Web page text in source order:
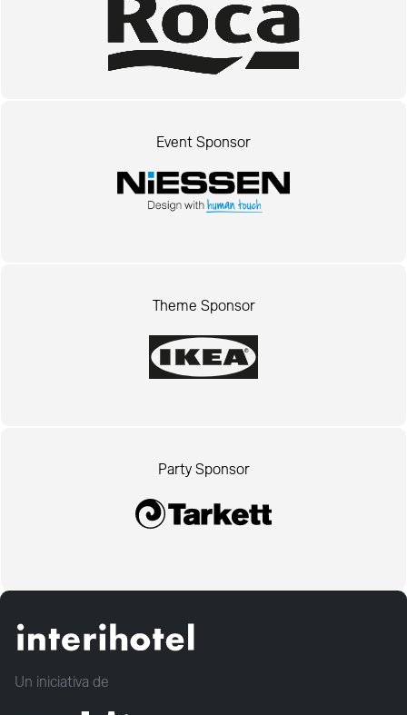
Event Sponsor
Theme Sponsor
Party Sponsor
Un iniciativa de